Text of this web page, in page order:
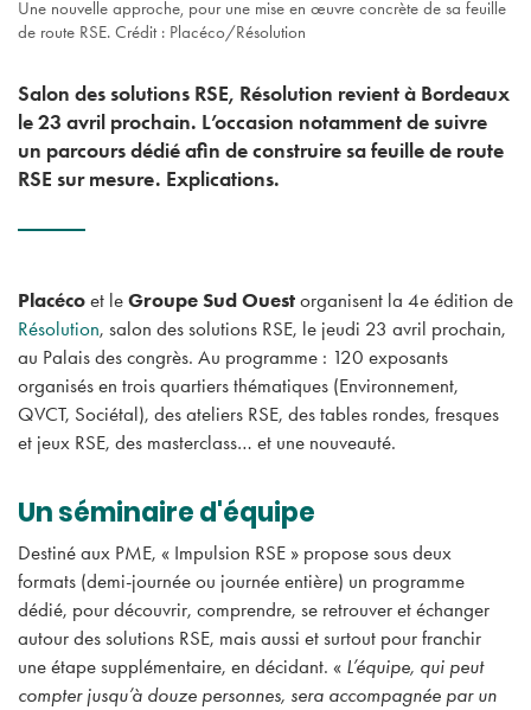
Une nouvelle approche, pour une mise en œuvre concrète de sa feuille
de route RSE. Crédit : Placéco/Résolution
Salon des solutions RSE, Résolution revient à Bordeaux
le 23 avril prochain. L’occasion notamment de suivre
un parcours dédié afin de construire sa feuille de route
RSE sur mesure. Explications.
Placéco et le Groupe Sud Ouest organisent la 4e édition de
Résolution, salon des solutions RSE, le jeudi 23 avril prochain,
au Palais des congrès. Au programme : 120 exposants
organisés en trois quartiers thématiques (Environnement,
QVCT, Sociétal), des ateliers RSE, des tables rondes, fresques
et jeux RSE, des masterclass… et une nouveauté.
Un séminaire d'équipe
Destiné aux PME, « Impulsion RSE » propose sous deux
formats (demi-journée ou journée entière) un programme
dédié, pour découvrir, comprendre, se retrouver et échanger
autour des solutions RSE, mais aussi et surtout pour franchir
une étape supplémentaire, en décidant. « L’équipe, qui peut
compter jusqu’à douze personnes, sera accompagnée par un